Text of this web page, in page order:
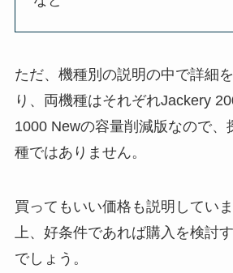
ただ、機種別の説明の中で詳細
り、両機種はそれぞれJackery
1000 Newの容量削減版なので、
種ではありません。
買ってもいい価格も説明してい
上、好条件であれば購入を検討
でしょう。